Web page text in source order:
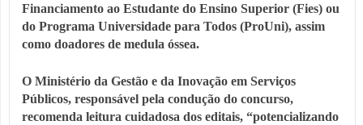
Financiamento ao Estudante do Ensino Superior (Fies) ou
do Programa Universidade para Todos (ProUni), assim
como doadores de medula óssea.
O Ministério da Gestão e da Inovação em Serviços
Públicos, responsável pela condução do concurso,
recomenda leitura cuidadosa dos editais, “potencializando